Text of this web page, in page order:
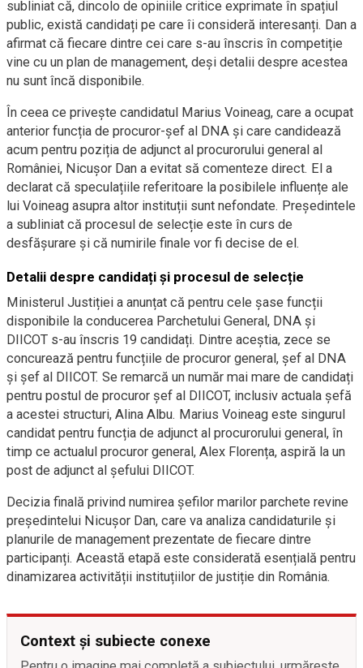
subliniat că, dincolo de opiniile critice exprimate în spațiul
public, există candidați pe care îi consideră interesanți. Dan a
afirmat că fiecare dintre cei care s-au înscris în competiție
vine cu un plan de management, deși detalii despre acestea
nu sunt încă disponibile.
În ceea ce privește candidatul Marius Voineag, care a ocupat
anterior funcția de procuror-șef al DNA și care candidează
acum pentru poziția de adjunct al procurorului general al
României, Nicușor Dan a evitat să comenteze direct. El a
declarat că speculațiile referitoare la posibilele influențe ale
lui Voineag asupra altor instituții sunt nefondate. Președintele
a subliniat că procesul de selecție este în curs de
desfășurare și că numirile finale vor fi decise de el.
Detalii despre candidați și procesul de selecție
Ministerul Justiției a anunțat că pentru cele șase funcții
disponibile la conducerea Parchetului General, DNA și
DIICOT s-au înscris 19 candidați. Dintre aceștia, zece se
concurează pentru funcțiile de procuror general, șef al DNA
și șef al DIICOT. Se remarcă un număr mai mare de candidați
pentru postul de procuror șef al DIICOT, inclusiv actuala șefă
a acestei structuri, Alina Albu. Marius Voineag este singurul
candidat pentru funcția de adjunct al procurorului general, în
timp ce actualul procuror general, Alex Florența, aspiră la un
post de adjunct al șefului DIICOT.
Decizia finală privind numirea șefilor marilor parchete revine
președintelui Nicușor Dan, care va analiza candidaturile și
planurile de management prezentate de fiecare dintre
participanți. Această etapă este considerată esențială pentru
dinamizarea activității instituțiilor de justiție din România.
Context și subiecte conexe